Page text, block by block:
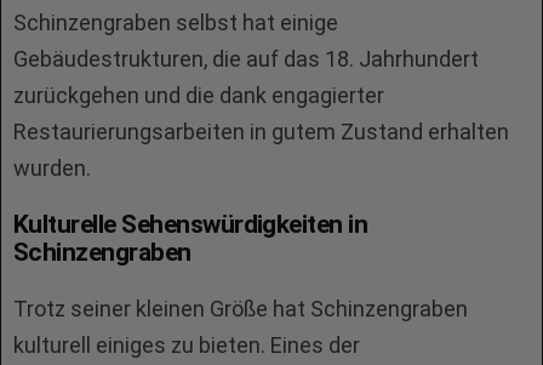
Schinzengraben selbst hat einige
Gebäudestrukturen, die auf das 18. Jahrhundert
zurückgehen und die dank engagierter
Restaurierungsarbeiten in gutem Zustand erhalten
wurden.
Kulturelle Sehenswürdigkeiten in
Schinzengraben
Trotz seiner kleinen Größe hat Schinzengraben
kulturell einiges zu bieten. Eines der